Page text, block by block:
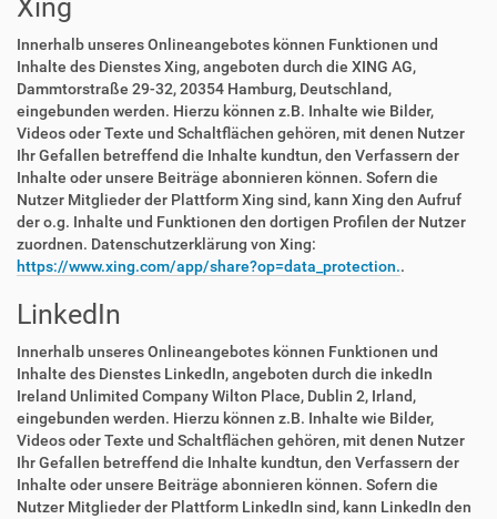
Xing
Innerhalb unseres Onlineangebotes können Funktionen und
Inhalte des Dienstes Xing, angeboten durch die XING AG,
Dammtorstraße 29-32, 20354 Hamburg, Deutschland,
eingebunden werden. Hierzu können z.B. Inhalte wie Bilder,
Videos oder Texte und Schaltflächen gehören, mit denen Nutzer
Ihr Gefallen betreffend die Inhalte kundtun, den Verfassern der
Inhalte oder unsere Beiträge abonnieren können. Sofern die
Nutzer Mitglieder der Plattform Xing sind, kann Xing den Aufruf
der o.g. Inhalte und Funktionen den dortigen Profilen der Nutzer
zuordnen. Datenschutzerklärung von Xing:
https://www.xing.com/app/share?op=data_protection..
LinkedIn
Innerhalb unseres Onlineangebotes können Funktionen und
Inhalte des Dienstes LinkedIn, angeboten durch die inkedIn
Ireland Unlimited Company Wilton Place, Dublin 2, Irland,
eingebunden werden. Hierzu können z.B. Inhalte wie Bilder,
Videos oder Texte und Schaltflächen gehören, mit denen Nutzer
Ihr Gefallen betreffend die Inhalte kundtun, den Verfassern der
Inhalte oder unsere Beiträge abonnieren können. Sofern die
Nutzer Mitglieder der Plattform LinkedIn sind, kann LinkedIn den